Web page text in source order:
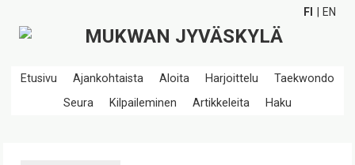
FI EN
Etusivu Ajankohtaista Aloita Harjoittelu
Taekwondo
Seura
Kilpaileminen Artikkeleita Haku